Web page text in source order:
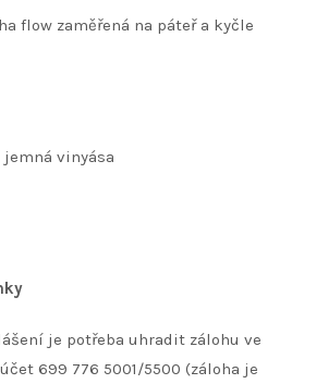
flow zaměřená na páteř a kyčle
jemná vinyása
je potřeba uhradit zálohu ve
699 776 5001/5500 (záloha je